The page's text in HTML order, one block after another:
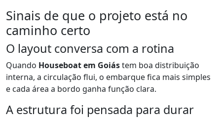
Sinais de que o projeto está no
caminho certo
O layout conversa com a rotina
Quando Houseboat em Goiástem boa distribuição
interna, a circulação flui, o embarque fica mais simples
e cada área a bordo ganha função clara.
A estrutura foi pensada para durar